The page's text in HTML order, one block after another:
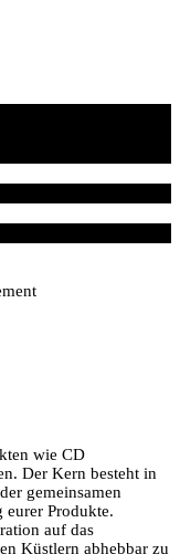
wie CD
Der Kern besteht in
gemeinsamen
eurer Produkte.
auf das
Küstlern abhebbar zu